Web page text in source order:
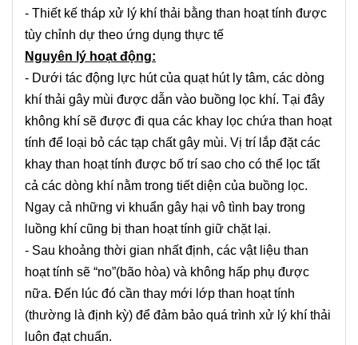
- Thiết kế tháp xử lý khí thải bằng than hoạt tính được
tùy chỉnh dự theo ứng dụng thực tế
Nguyên lý hoạt động:
- Dưới tác động lực hút của quạt hút ly tâm, các dòng
khí thải gây mùi được dẫn vào buồng lọc khí. Tại đây
không khí sẽ được đi qua các khay lọc chứa than hoạt
tính để loại bỏ các tạp chất gây mùi. Vị trí lắp đặt các
khay than hoạt tính được bố trí sao cho có thể lọc tất
cả các dòng khí nằm trong tiết diện của buồng lọc.
Ngay cả những vi khuẩn gây hại vô tình bay trong
luồng khí cũng bị than hoạt tính giữ chặt lại.
- Sau khoảng thời gian nhất định, các vật liệu than
hoạt tính sẽ “no”(bão hòa) và không hấp phụ được
nữa. Đến lúc đó cần thay mới lớp than hoạt tính
(thường là định kỳ) để đảm bảo quá trình xử lý khí thải
luôn đạt chuẩn.